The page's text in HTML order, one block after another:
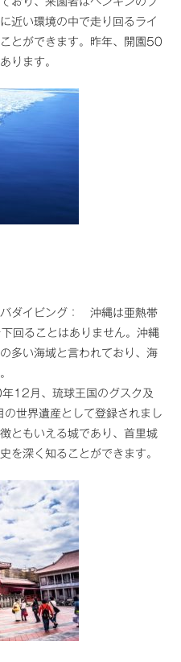
近い環境の中で走り回るライ
とができます。昨年、開園50
ります。
ダイビング： 沖縄は亜熱帯
回ることはありません。沖縄
多い海域と言われており、海
12月、琉球王国のグスク及
世界遺産として登録されまし
ともいえる城であり、首里城
を深く知ることができます。